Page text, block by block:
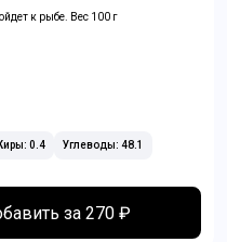
к рыбе. Вес 100 г
0.4 Углеводы: 48.1
за 270 ₽